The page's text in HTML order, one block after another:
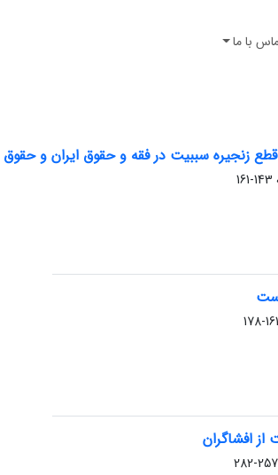
با ما
زنجیره سببیت در فقه و حقوق ایران و حقوق
143-161
161-178
افشاگران
257-282